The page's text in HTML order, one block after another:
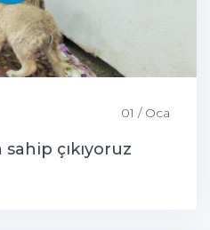
01 / Oca
sahip çıkıyoruz